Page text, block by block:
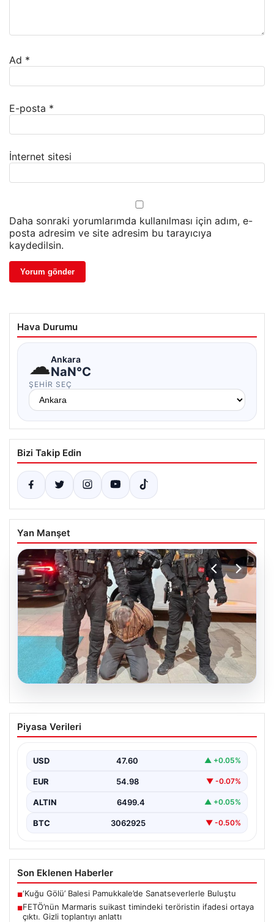
Ad *
E-posta *
İnternet sitesi
Daha sonraki yorumlarımda kullanılması için adım, e-
posta adresim ve site adresim bu tarayıcıya
kaydedilsin.
Hava Durumu
☁Ankara
NaN°C
ŞEHIR SEÇ
Bizi Takip Edin
Yan Manşet
FETÖ’nün Marmaris suikast timindeki
teröristin ifadesi ortaya çıktı. Gizli
Piyasa Verileri
USD 47.60 ▲ +0.05%
EUR 54.98 ▼ -0.07%
ALTIN 6499.4 ▲ +0.05%
BTC 3062925 ▼ -0.50%
Son Eklenen Haberler
■‘Kuğu Gölü’ Balesi Pamukkale’de Sanatseverlerle Buluştu
■FETÖ’nün Marmaris suikast timindeki teröristin ifadesi ortaya
çıktı. Gizli toplantıyı anlattı